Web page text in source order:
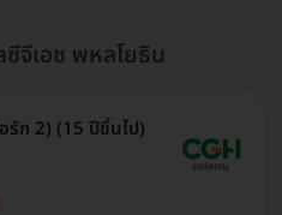
จีเอช พหลโยธิน
รัก 2) (15 ปีขึ้นไป)